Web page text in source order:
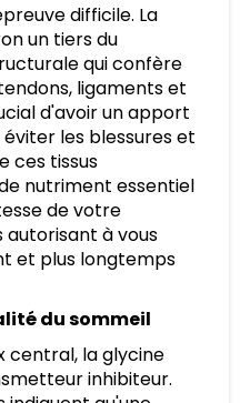
difficile. La
un tiers du
qui confère
ligaments et
d'avoir un apport
les blessures et
ces tissus
nutriment essentiel
de votre
autorisant à vous
et plus longtemps
du sommeil
central, la glycine
inhibiteur.